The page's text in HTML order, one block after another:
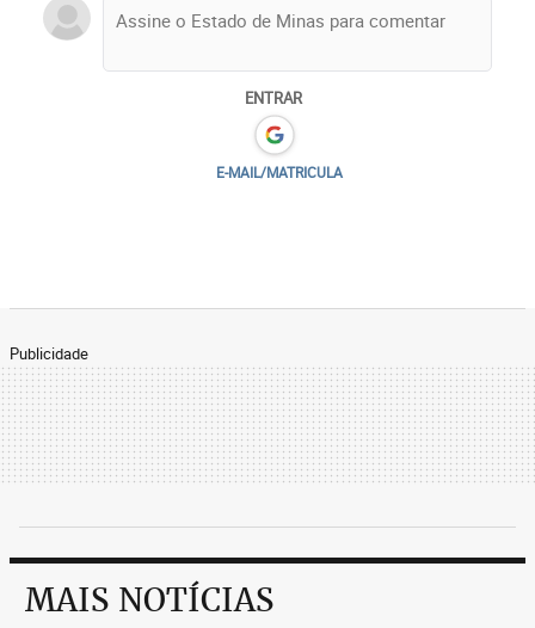
ENTRAR
E-MAIL/MATRICULA
Publicidade
MAIS NOTÍCIAS